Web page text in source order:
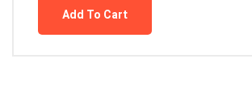
Add To Cart